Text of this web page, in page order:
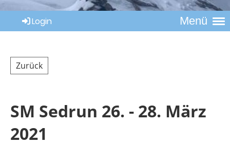
Menü
Login
Zurück
SM Sedrun 26. - 28. März
2021